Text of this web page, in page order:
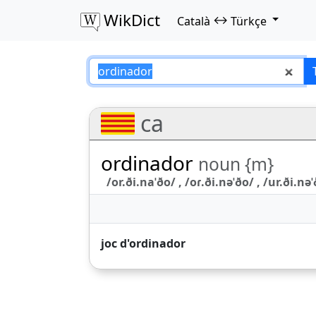
WikDict Català ↔ Türkçe
ordinador –
ca
ordinador noun {m}
/or.ði.naˈðo/ , /oɾ.ði.nəˈðo/ , /
joc d'ordinador